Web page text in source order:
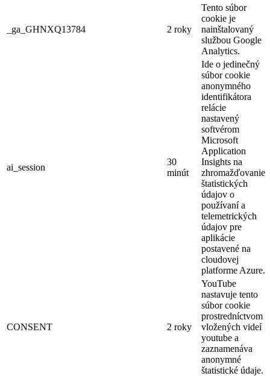
_ga_GHNXQ13784 2 roky
Tento súbor
cookie je
nainštalovaný
službou Google
Analytics.
ai_session
30
minút
Ide o jedinečný
súbor cookie
anonymného
identifikátora
relácie
nastavený
softvérom
Microsoft
Application
Insights na
zhromažďovanie
štatistických
údajov o
používaní a
telemetrických
údajov pre
aplikácie
postavené na
cloudovej
platforme Azure.
CONSENT 2 roky
YouTube
nastavuje tento
súbor cookie
prostredníctvom
vložených videí
youtube a
zaznamenáva
anonymné
štatistické údaje.